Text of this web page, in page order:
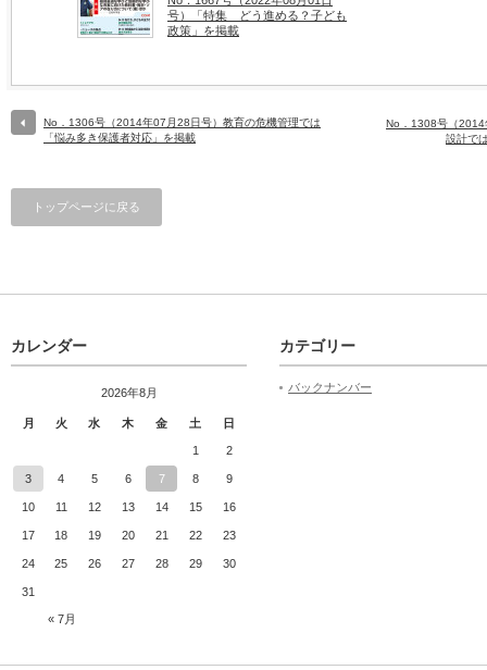
号）「特集 どう進める？子ども
政策」を掲載
No．1306号（2014年07月28日号）教育の危機管理では
「悩み多き保護者対応」を掲載
No．1308号（2014
設計で
トップページに戻る
カレンダー
2026年8月
月 火 水 木 金 土 日
« 7月
1 2
3 4 5 6 7 8 9
10 11 12 13 14 15 16
17 18 19 20 21 22 23
24 25 26 27 28 29 30
31
カテゴリー
バックナンバー